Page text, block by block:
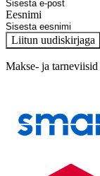
Eesnimi
Liitun uudiskirjaga
Makse- ja tarneviisid